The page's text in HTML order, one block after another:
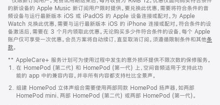
页
脚
的新设备的 Apple Music 新订阅用户限时提供。要兑换此优惠，需要将符合条件的音
频设备与运行最新版本 iOS 或 iPadOS 的 Apple 设备连接或配对。为 Apple
Watch 兑换此优惠，需要与运行最新版本 iOS 的 iPhone 连接或配对。符合条件的设
备激活后，需要在 3 个月内领取此优惠。无论购买多少件符合条件的设备，每个 Apple
账户仅可享受一次优惠。会员方案将自动续订，直至取消订阅。须遵循限制条件和其他条
款。
窗
口
中
打
开)
** AppleCare+ 服务计划可为使用过程中发生的意外损坏提供不限次数的保修服务。
在 HomePod (第二代) 和 HomePod (第一代) 上，空间音频适用于支持此功
能的 app 中的兼容内容。并非所有内容都支持杜比全景声。
组建 HomePod 立体声组合需要使用两部同款 HomePod 扬声器，如两部
HomePod mini、两部 HomePod (第二代) 或两部 HomePod (第一代)。